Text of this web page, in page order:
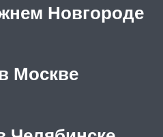
Новгороде
Москве